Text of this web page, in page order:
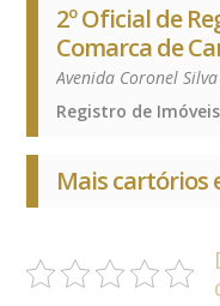
2º Oficial de
Comarca de
Avenida Coronel
Mais cartórios